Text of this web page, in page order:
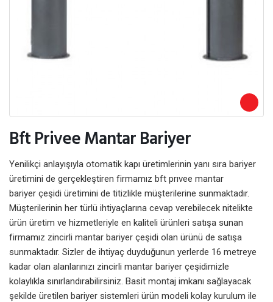
Bft Privee Mantar Bariyer
Yenilikçi anlayışıyla otomatik kapı üretimlerinin yanı sıra bariyer
üretimini de gerçekleştiren firmamız bft prıvee mantar
bariyer çeşidi üretimini de titizlikle müşterilerine sunmaktadır.
Müşterilerinin her türlü ihtiyaçlarına cevap verebilecek nitelikte
ürün üretim ve hizmetleriyle en kaliteli ürünleri satışa sunan
firmamız zincirli mantar bariyer çeşidi olan ürünü de satışa
sunmaktadır. Sizler de ihtiyaç duyduğunun yerlerde 16 metreye
kadar olan alanlarınızı zincirli mantar bariyer çeşidimizle
kolaylıkla sınırlandırabilirsiniz. Basit montaj imkanı sağlayacak
şekilde üretilen bariyer sistemleri ürün modeli kolay kurulum ile